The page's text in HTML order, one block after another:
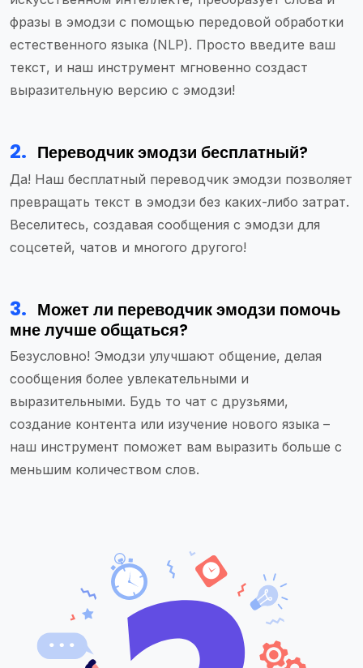
фразы в эмодзи с помощью передовой обработки
естественного языка (NLP). Просто введите ваш
текст, и наш инструмент мгновенно создаст
выразительную версию с эмодзи!
2. Переводчик эмодзи бесплатный?
Да! Наш бесплатный переводчик эмодзи позволяет
превращать текст в эмодзи без каких-либо затрат.
Веселитесь, создавая сообщения с эмодзи для
соцсетей, чатов и многого другого!
3. Может ли переводчик эмодзи помочь
мне лучше общаться?
Безусловно! Эмодзи улучшают общение, делая
сообщения более увлекательными и
выразительными. Будь то чат с друзьями,
создание контента или изучение нового языка –
наш инструмент поможет вам выразить больше с
меньшим количеством слов.